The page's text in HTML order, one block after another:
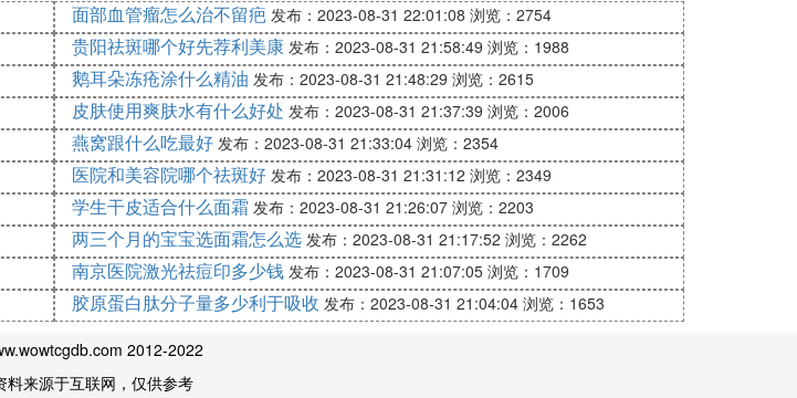
，所以就需要及时的治疗来保证身体的健康，避免因此影响到患者的安全，
窝下有肉疙瘩是为什么呢？那么下面我就为大家来介绍一下吧。
组织，而是先天发育不良的乳房组织，称为副乳房。由于平时没有乳汁分
块，产生了胀痛感觉，这才引起注意，发现腋下有肿块。胀痛难受时，可服
院检查一下是不是良性的：不过孕妇容易长这个，我怀孕的时候也长过，只
孕激素对乳房和副乳刺激丰满引起的。
所致，淋巴结本身是一种免疫器官，在附近组织发生炎症时淋巴结就可以发
免淋巴结也受到感染的，淋巴结感染引起发炎，就会出现肿大疼痛的现象，
抗感染治疗就可以治愈的。
面部血管瘤怎么治不留疤 发布：2023-08-31 22:01:08 浏览：2754
贵阳祛斑哪个好先荐利美康 发布：2023-08-31 21:58:49 浏览：1988
鹅耳朵冻疮涂什么精油 发布：2023-08-31 21:48:29 浏览：2615
皮肤使用爽肤水有什么好处 发布：2023-08-31 21:37:39 浏览：2006
燕窝跟什么吃最好 发布：2023-08-31 21:33:04 浏览：2354
医院和美容院哪个祛斑好 发布：2023-08-31 21:31:12 浏览：2349
学生干皮适合什么面霜 发布：2023-08-31 21:26:07 浏览：2203
两三个月的宝宝选面霜怎么选 发布：2023-08-31 21:17:52 浏览：2262
南京医院激光祛痘印多少钱 发布：2023-08-31 21:07:05 浏览：1709
胶原蛋白肽分子量多少利于吸收 发布：2023-08-31 21:04:04 浏览：1653
2012-2022
料来源于互联网，仅供参考